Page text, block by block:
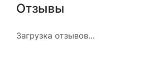
Отзывы
Загрузка отзывов...